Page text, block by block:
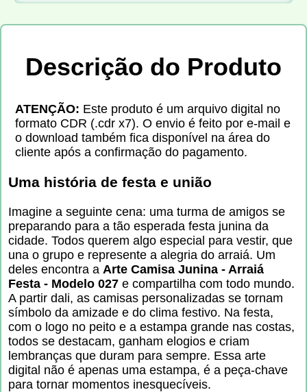
Descrição do Produto
ATENÇÃO: Este produto é um arquivo digital no
formato CDR (.cdr x7). O envio é feito por e-mail e
o download também fica disponível na área do
cliente após a confirmação do pagamento.
Uma história de festa e união
Imagine a seguinte cena: uma turma de amigos se
preparando para a tão esperada festa junina da
cidade. Todos querem algo especial para vestir, que
una o grupo e represente a alegria do arraiá. Um
deles encontra a Arte Camisa Junina - Arraiá
Festa - Modelo 027 e compartilha com todo mundo.
A partir dali, as camisas personalizadas se tornam
símbolo da amizade e do clima festivo. Na festa,
com o logo no peito e a estampa grande nas costas,
todos se destacam, ganham elogios e criam
lembranças que duram para sempre. Essa arte
digital não é apenas uma estampa, é a peça-chave
para tornar momentos inesquecíveis.